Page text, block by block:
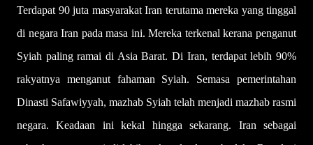
Terdapat 90 juta masyarakat Iran terutama mereka yang tinggal
di negara Iran pada masa ini. Mereka terkenal kerana penganut
Syiah paling ramai di Asia Barat. Di Iran, terdapat lebih 90%
rakyatnya menganut fahaman Syiah. Semasa pemerintahan
Dinasti Safawiyyah, mazhab Syiah telah menjadi mazhab rasmi
negara. Keadaan ini kekal hingga sekarang. Iran sebagai